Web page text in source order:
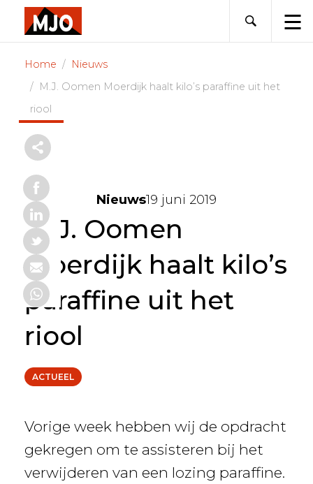
Skip
Home
Nieuws
M.J. Oomen Moerdijk haalt kilo’s paraffine uit het
riool
Nieuws19 juni 2019
M.J. Oomen
Moerdijk haalt kilo’s
paraffine uit het
riool
ACTUEEL
Vorige week hebben wij de opdracht
gekregen om te assisteren bij het
verwijderen van een lozing paraffine.